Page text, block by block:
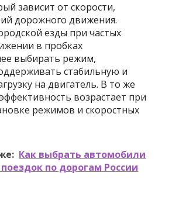
зависит от скорости,
дорожного движения.
езды при частых
в пробках
выбирать режим,
стабильную и
на двигатель. В то же
возрастает при
режимов и скоростных
Как выбрать автомобили
по дорогам России